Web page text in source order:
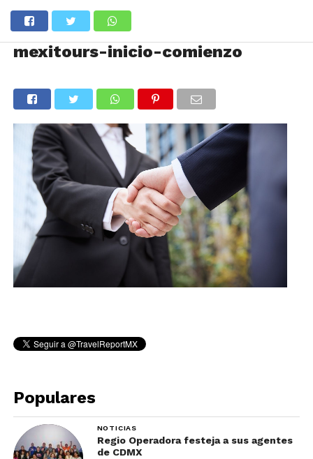
mexitours-inicio-comienzo
Populares
NOTICIAS
Regio Operadora festeja a sus agentes
de CDMX